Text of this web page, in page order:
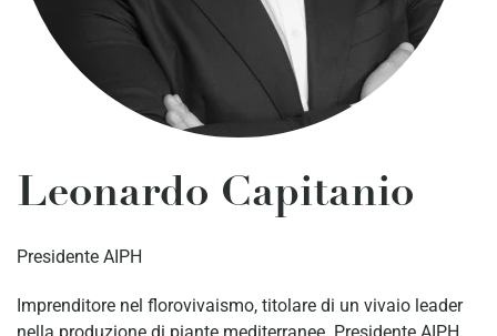
Leonardo Capitanio
Presidente AIPH
Imprenditore nel florovivaismo, titolare di un vivaio leader
nella produzione di piante mediterranee. Presidente AIPH,